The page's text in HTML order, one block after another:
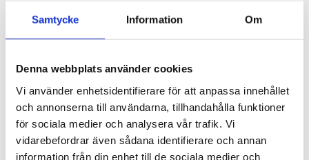
Samtycke Information Om
Denna webbplats använder cookies
Vi använder enhetsidentifierare för att anpassa innehållet
och annonserna till användarna, tillhandahålla funktioner
för sociala medier och analysera vår trafik. Vi
vidarebefordrar även sådana identifierare och annan
information från din enhet till de sociala medier och
Dags för Shalom över
Israels sommarkonferens